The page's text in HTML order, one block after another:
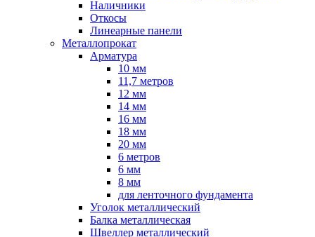
Наличники
Откосы
Линеарные панели
Металлопрокат
Арматура
10 мм
11,7 метров
12 мм
14 мм
16 мм
18 мм
20 мм
6 метров
6 мм
8 мм
для ленточного фундамента
Уголок металлический
Балка металлическая
Швеллер металлический